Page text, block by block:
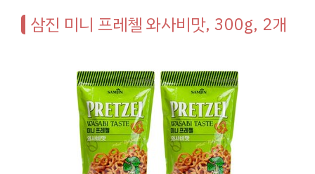
삼진 미니 프레첼 와사비맛, 300g, 2개